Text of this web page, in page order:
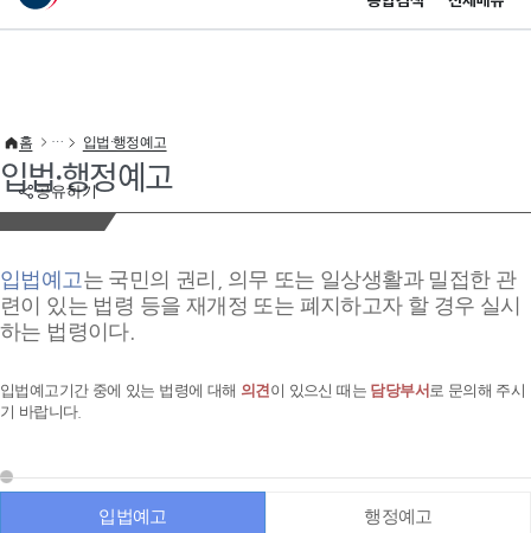
이 누리집은 대한민국 공식 전자정부 누리집입니다.
공유하기
홈 입법·행정예고
입법·행정예고
입법예고는 국민의 권리, 의무 또는 일상생활과 밀접한 관
련이 있는 법령 등을 재개정 또는 폐지하고자 할 경우 실시
하는 법령이다.
입법예고기간 중에 있는 법령에 대해 의견이 있으신 때는 담당부서 로 문의해 주시
기 바랍니다.
입법예고 행정예고